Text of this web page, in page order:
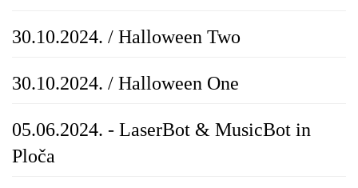
30.10.2024. / Halloween Two
30.10.2024. / Halloween One
05.06.2024. - LaserBot & MusicBot in
Ploča